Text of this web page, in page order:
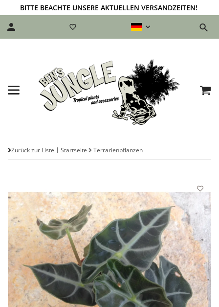
BITTE BEACHTE UNSERE AKTUELLEN VERSANDZEITEN!
Zurück zur Liste Startseite Terrarienpflanzen